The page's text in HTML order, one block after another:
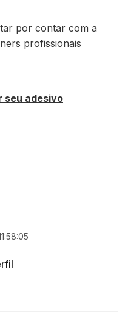
por contar com a
profissionais
seu adesivo